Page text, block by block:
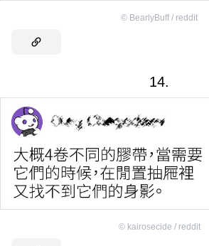
© BearlyBuff / reddit
14.
© kairosecide / reddit